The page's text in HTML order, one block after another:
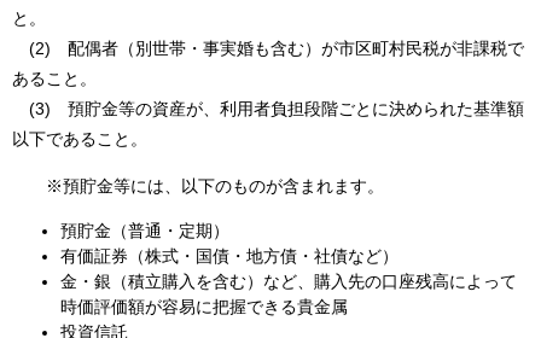
と。
(2) 配偶者（別世帯・事実婚も含む）が市区町村民税が非課税で
あること。
(3) 預貯金等の資産が、利用者負担段階ごとに決められた基準額
以下であること。
※預貯金等には、以下のものが含まれます。
預貯金（普通・定期）
有価証券（株式・国債・地方債・社債など）
金・銀（積立購入を含む）など、購入先の口座残高によって
時価評価額が容易に把握できる貴金属
投資信託